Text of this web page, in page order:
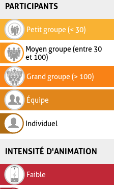
PARTICIPANTS
Petit groupe (< 30)
Moyen groupe (entre 30
et 100)
Grand groupe (> 100)
Équipe
Individuel
INTENSITÉ D'ANIMATION
Faible